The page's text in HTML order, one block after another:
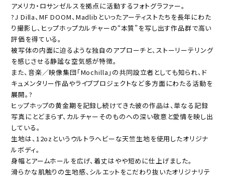
アメリカ・ロサンゼルスを拠点に活動するフォトグラファー。
?J Dilla、MF DOOM、Madlibといったアーティストたちを長年にわた
り撮影し、ヒップホップカルチャーの“本質”を写し出す作品群で高い
評価を得ている。
被写体の内面に迫るような独自のアプローチと、ストーリーテリング
を感じさせる静謐な空気感が特徴。
また、音楽／映像集団「Mochilla」の共同設立者としても知られ、ド
キュメンタリー作品やライブプロジェクトなど多方面にわたる活動を
展開。?
ヒップホップの黄金期を記録し続けてきた彼の作品は、単なる記録
写真にとどまらず、カルチャーそのものへの深い敬意と愛情を映し出
している。
生地は、12ozというウルトラヘビーな天竺生地を使用したオリジナ
ルボディ。
身幅とアームホールを広げ、着丈はやや短めに仕上げました。
滑らかな肌触りの生地感、シルエットをこだわり抜いたオリジナリテ